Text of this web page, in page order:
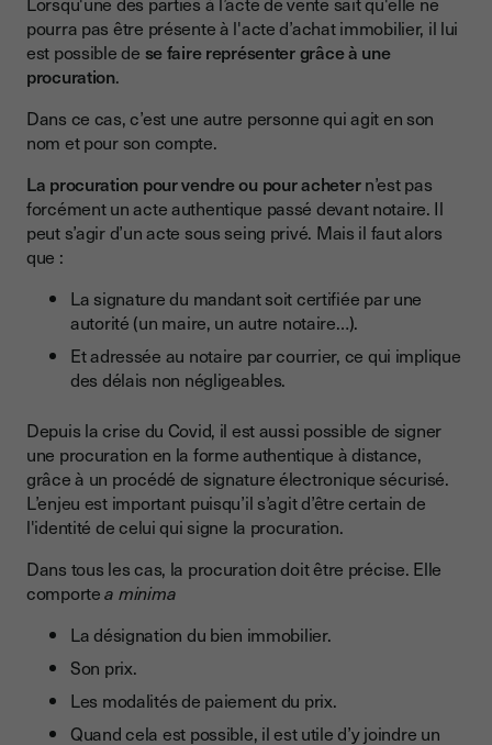
pourra pas être présente à l'acte d’achat immobilier, il lui
est possible de se faire représenter grâce à une
procuration.
Dans ce cas, c’est une autre personne qui agit en son
nom et pour son compte.
La procuration pour vendre ou pour achetern’est pas
forcément un acte authentique passé devant notaire. Il
peut s’agir d’un acte sous seing privé. Mais il faut alors
que :
La signature du mandant soit certifiée par une
autorité (un maire, un autre notaire…).
Et adressée au notaire par courrier, ce qui implique
des délais non négligeables.
Depuis la crise du Covid, il est aussi possible de signer
une procuration en la forme authentique à distance,
grâce à un procédé de signature électronique sécurisé.
L’enjeu est important puisqu’il s’agit d’être certain de
l'identité de celui qui signe la procuration.
Dans tous les cas, la procuration doit être précise. Elle
comportea minima
La désignation du bien immobilier.
Son prix.
Les modalités de paiement du prix.
Quand cela est possible, il est utile d’y joindre un